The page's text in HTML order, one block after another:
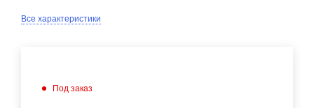
Все характеристики
Под заказ